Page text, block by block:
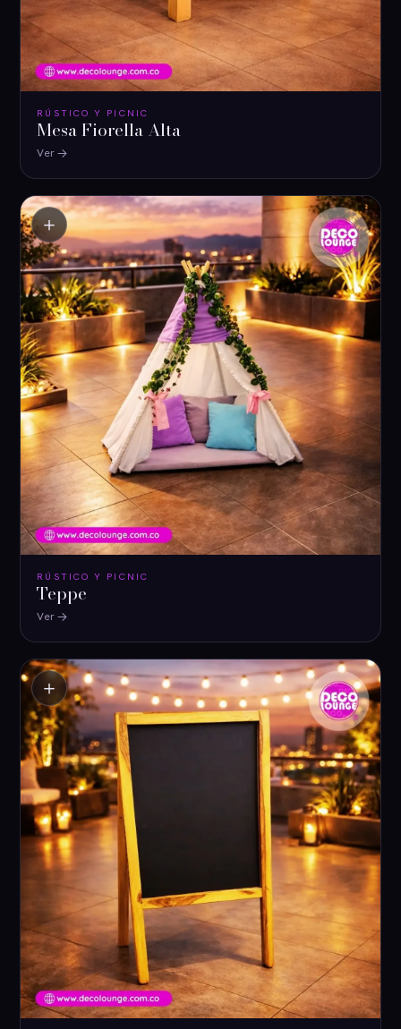
RÚSTICO Y PICNIC
Mesa Fiorella Alta
Ver
RÚSTICO Y PICNIC
Teppe
Ver
＋
＋